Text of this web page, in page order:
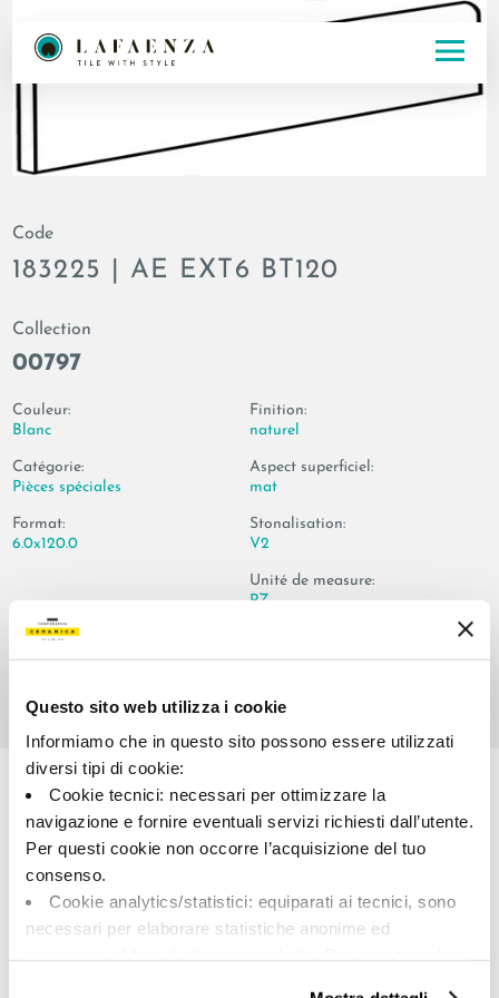
Questo sito web utilizza i cookie
Informiamo che in questo sito possono essere utilizzati
diversi tipi di cookie:
Cookie tecnici: necessari per ottimizzare la
navigazione e fornire eventuali servizi richiesti dall’utente.
Per questi cookie non occorre l’acquisizione del tuo
consenso.
Cookie analytics/statistici: equiparati ai tecnici, sono
necessari per elaborare statistiche anonime ed
Code
183225 | AE EXT6 BT120
Collection
00797
Couleur:
Blanc
Catégorie:
Pièces spéciales
Format:
6.0x120.0
Finition:
naturel
Aspect superficiel:
mat
Stonalisation:
V2
Unité de measure:
PZ
Share: